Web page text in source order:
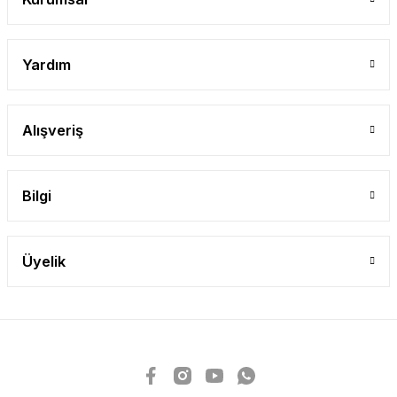
Yardım
Alışveriş
Bilgi
Üyelik